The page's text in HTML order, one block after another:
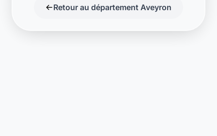
Retour au département Aveyron